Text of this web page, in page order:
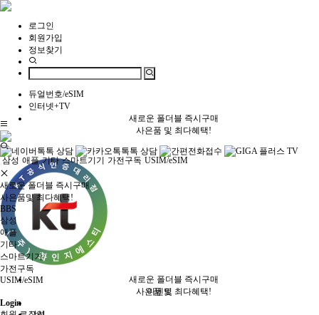
로그인
회원가입
정보찾기
듀얼번호/eSIM
인터넷+TV
새로운 폴더블 즉시구매
사은품 및 최다혜택!
새로운 폴더블 즉시구매
사은품 및 최다혜택!
삼성 애플 기타 스마트기기 가전구독 USIM/eSIM
새로운 폴더블 즉시구매
사은품및 최다혜택!
BBS
삼성
애플
기타
스마트기기
가전구독
USIM/eSIM
이벤트
Login